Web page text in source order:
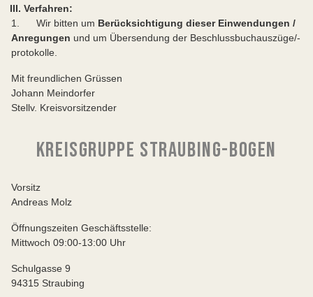
III. Verfahren:
1. Wir bitten um Berücksichtigung dieser Einwendungen /
Anregungen und um Übersendung der Beschlussbuchauszüge/-
protokolle.
Mit freundlichen Grüssen
Johann Meindorfer
Stellv. Kreisvorsitzender
KREISGRUPPE STRAUBING-BOGEN
Vorsitz
Andreas Molz
Öffnungszeiten Geschäftsstelle:
Mittwoch 09:00-13:00 Uhr
Schulgasse 9
94315 Straubing